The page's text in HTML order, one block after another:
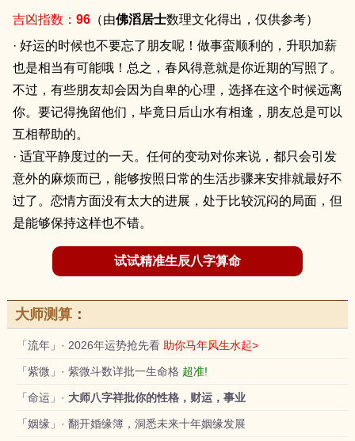
吉凶指数： 96 （由佛滔居士数理文化得出，仅供参考）
· 好运的时候也不要忘了朋友呢！做事蛮顺利的，升职加薪
也是相当有可能哦！总之，春风得意就是你近期的写照了。
不过，有些朋友却会因为自卑的心理，选择在这个时候远离
你。要记得挽留他们，毕竟日后山水有相逢，朋友总是可以
互相帮助的。
· 适宜平静度过的一天。任何的变动对你来说，都只会引发
意外的麻烦而已，能够按照日常的生活步骤来安排就最好不
过了。恋情方面没有太大的进展，处于比较沉闷的局面，但
是能够保持这样也不错。
试试精准生辰八字算命
大师测算：
「流年」· 2026年运势抢先看 助你马年风生水起>
「紫微」· 紫微斗数详批一生命格 超准!
「命运」· 大师八字祥批你的性格，财运，事业
「姻缘」· 翻开婚缘簿，洞悉未来十年姻缘发展